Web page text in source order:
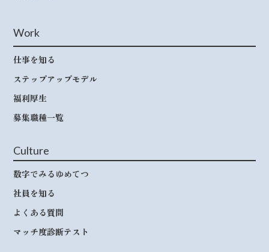
Work
仕事を知る
ステップアップモデル
福利厚生
募集職種一覧
Culture
数字でみるゆめてつ
社員を知る
よくある質問
マッチ度診断テスト